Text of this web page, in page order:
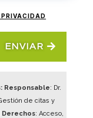
ENVIAR
Responsable: Dr.
de citas y
Derechos: Acceso,